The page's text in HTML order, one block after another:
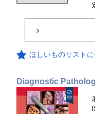
ほしいものリスト
Diagnostic